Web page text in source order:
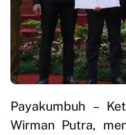
Payakumbuh –
Wirman Putra,